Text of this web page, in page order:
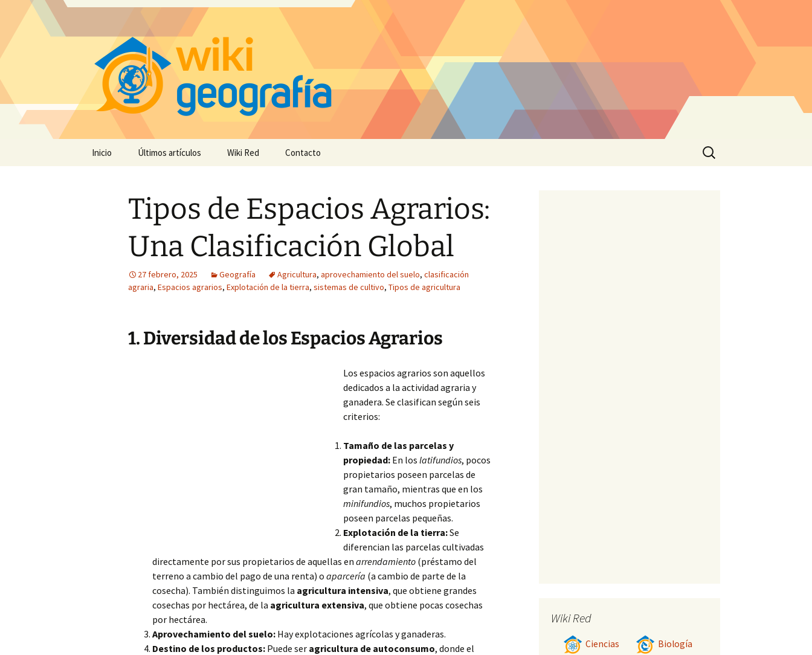
Inicio Últimos artículos Wiki Red Contacto
Buscar:
Tipos de Espacios Agrarios:
Una Clasificación Global
27 febrero, 2025 Geografía Agricultura, aprovechamiento del suelo, clasificación
agraria, Espacios agrarios, Explotación de la tierra, sistemas de cultivo, Tipos de agricultura
1. Diversidad de los Espacios Agrarios
Los espacios agrarios son aquellos
dedicados a la actividad agraria y
ganadera. Se clasifican según seis
criterios:
Tamaño de las parcelas y
propiedad: En los latifundios, pocos
propietarios poseen parcelas de
gran tamaño, mientras que en los
minifundios, muchos propietarios
poseen parcelas pequeñas.
Explotación de la tierra:Se
diferencian las parcelas cultivadas
directamente por sus propietarios de aquellas en arrendamiento (préstamo del
terreno a cambio del pago de una renta) o aparcería (a cambio de parte de la
cosecha). También distinguimos la agricultura intensiva, que obtiene grandes
cosechas por hectárea, de la agricultura extensiva, que obtiene pocas cosechas
por hectárea.
Aprovechamiento del suelo: Hay explotaciones agrícolas y ganaderas.
Destino de los productos: Puede ser agricultura de autoconsumo, donde el
Wiki Red
Ciencias Biología